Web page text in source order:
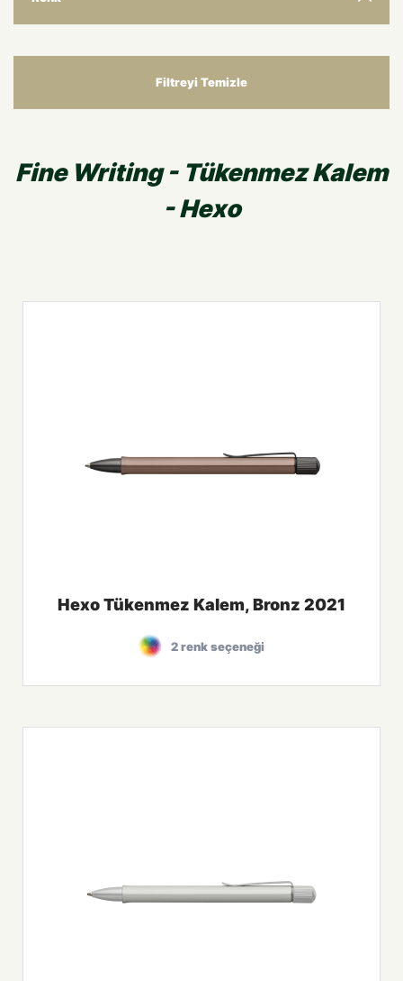
Filtreyi Temizle
Fine Writing - Tükenmez Kalem
- Hexo
Hexo Tükenmez Kalem, Bronz 2021
2 renk seçeneği